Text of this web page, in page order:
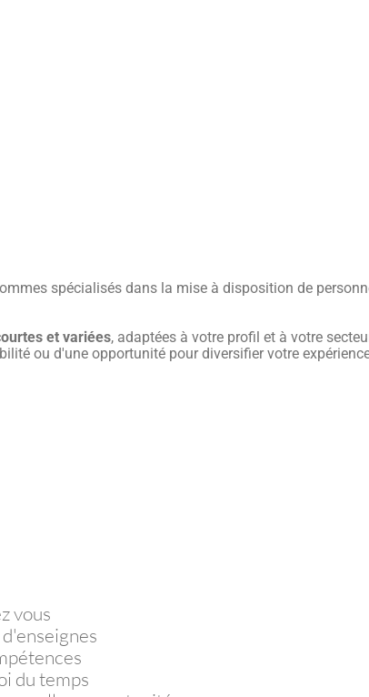
spécialisés dans la mise à disposition de
et variées, adaptées à votre profil et à votre
ou d'une opportunité pour diversifier votre
vous
du temps